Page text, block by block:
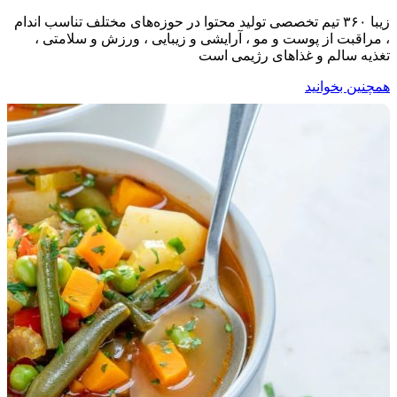
زیبا ۳۶۰ تیم تخصصی تولید محتوا در حوزه‌های مختلف تناسب اندام
، مراقبت از پوست و مو ، آرایشی و زیبایی ، ورزش و سلامتی ،
تغذیه سالم و غذاهای رژیمی است
همچنین بخوانید